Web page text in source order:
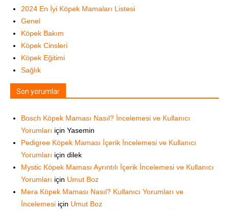
2024 En İyi Köpek Mamaları Listesi
Genel
Köpek Bakım
Köpek Cinsleri
Köpek Eğitimi
Sağlık
Son yorumlar
Bosch Köpek Maması Nasıl? İncelemesi ve Kullanıcı
Yorumları için Yasemin
Pedigree Köpek Maması İçerik İncelemesi ve Kullanıcı
Yorumları için dilek
Mystic Köpek Maması Ayrıntılı İçerik İncelemesi ve Kullanıcı
Yorumları için Umut Boz
Mera Köpek Maması Nasıl? Kullanıcı Yorumları ve
İncelemesi için Umut Boz